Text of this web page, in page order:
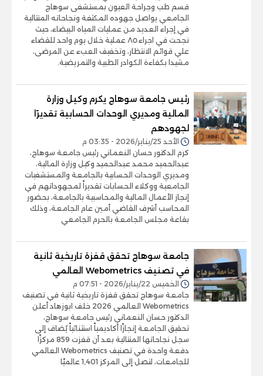
قسم طب وجراحة العيون بمستشفى سوهاج
الجامعي يواصل جهوده المكثفة ونجاحاته المتتالية
في إجراء العديد من عمليات المياه البيضاء، حيث
نجحت في اجراء ٨٥ عملية خلال يوم واحد للقضاء
علي قوائم الانتظار، وتخفيف العبء عن المرضى،
مشيدا بكفاءة الكوادر الطبية والتمريضية.
رئيس جامعة سوهاج يكرم وكيل وزارة
المالية ومديري الوحدات الحسابية تقديرًا
لجهودهم
الأحد 25/يناير/2026 - 03:35 م
كرم الدكتور حسان النعماني رئيس جامعة سوهاج،
عبدالحميد محمد عبدالحميد وكيل وزارة المالية،
ومديري الوحدات الحسابية بالجامعة والمستشفيات
الجامعية ووكلاء الحسابات تقديراً لمجهوداتهم في
إنجاز الأعمال المالية والمحاسبية بالجامعة، بحضور
المحاسب أشرف القاضي أمين عام الجامعة، وذلك
بقاعة مجلس الجامعة بالحرم الجامعي
جامعة سوهاج تحقق قفزة تاريخية ثانية
في تصنيف Webometrics العالمي
الخميس 22/يناير/2026 - 07:51 م
جامعة سوهاج تحقق قفزة تاريخية ثانية في تصنيف
Webometrics العالمي 2026 خلف ابوزهاد أعلن
الدكتور حسان النعماني رئيس جامعة سوهاج،
تحقيق الجامعة إنجازًا أكاديمياً استثنائياً يُضاف إلى
سجل نجاحاتها المتتالية بعد أن قفزت 859 مركزًا
دفعة واحدة في تصنيف Webometrics العالمي
للجامعات، لتصل إلى المركز 1,401 عالميًا